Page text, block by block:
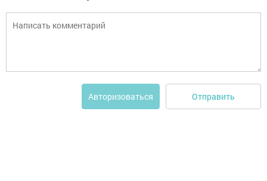
Авторизоваться Отправить